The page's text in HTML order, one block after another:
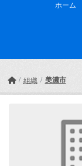
ホーム
組織 美濃市